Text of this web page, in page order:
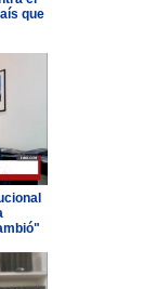
que